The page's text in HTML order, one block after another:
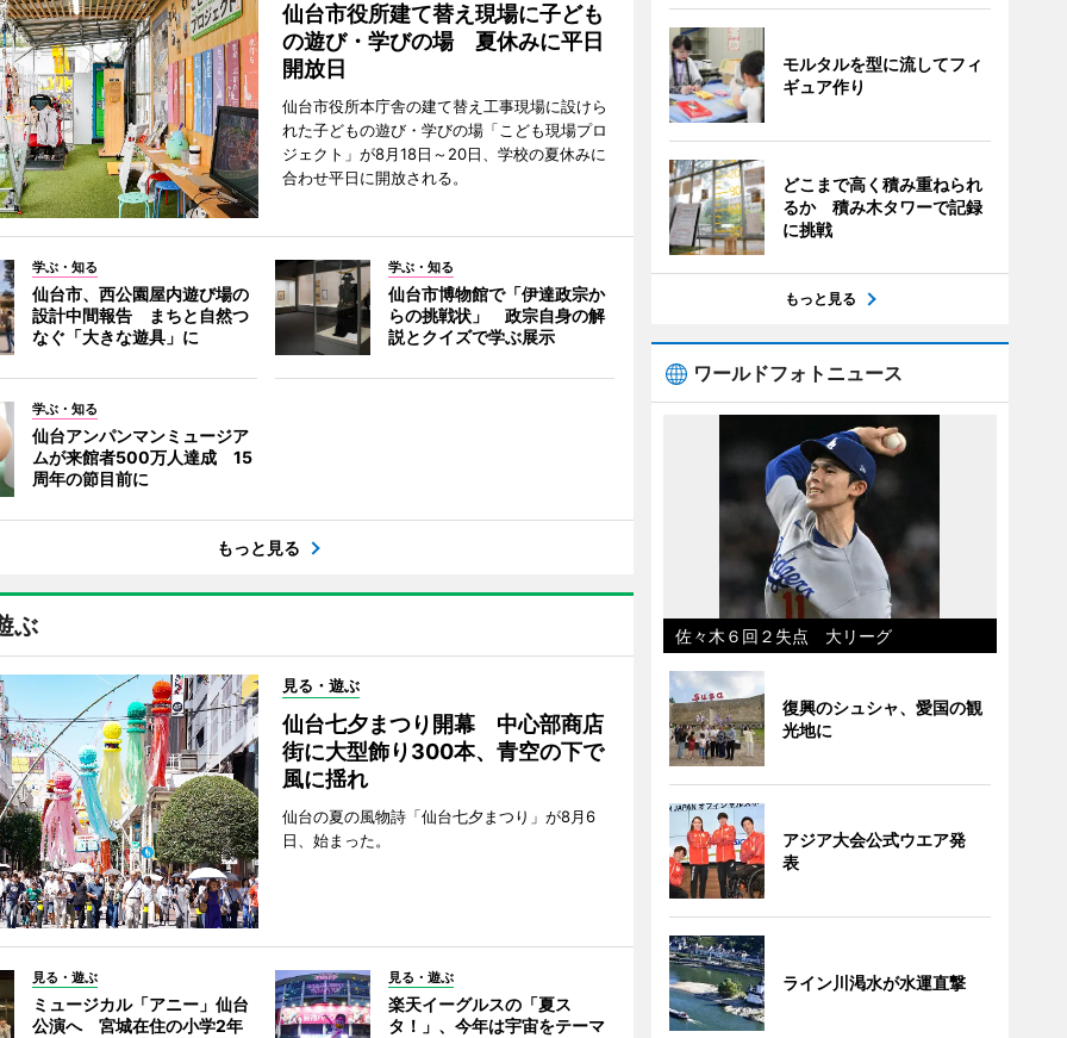
仙台市役所建て替え現場に子ども
の遊び・学びの場 夏休みに平日
開放日
仙台市役所本庁舎の建て替え工事現場に設けら
れた子どもの遊び・学びの場「こども現場プロ
ジェクト」が8月18日～20日、学校の夏休みに
合わせ平日に開放される。
学ぶ・知る
仙台市、西公園屋内遊び場の
設計中間報告 まちと自然つ
なぐ「大きな遊具」に
学ぶ・知る
仙台市博物館で「伊達政宗か
らの挑戦状」 政宗自身の解
説とクイズで学ぶ展示
学ぶ・知る
仙台アンパンマンミュージア
ムが来館者500万人達成 15
周年の節目前に
もっと見る
ぶ
見る・遊ぶ
仙台七夕まつり開幕 中心部商店
街に大型飾り300本、青空の下で
風に揺れ
仙台の夏の風物詩「仙台七夕まつり」が8月6
日、始まった。
見る・遊ぶ
ミュージカル「アニー」仙台
公演へ 宮城在住の小学2年
見る・遊ぶ
楽天イーグルスの「夏ス
タ！」、今年は宇宙をテーマ
モルタルを型に流してフィ
ギュア作り
どこまで高く積み重ねられ
るか 積み木タワーで記録
に挑戦
もっと見る
ワールドフォトニュース
佐々木６回２失点 大リーグ
復興のシュシャ、愛国の観
光地に
アジア大会公式ウエア発
表
ライン川渇水が水運直撃